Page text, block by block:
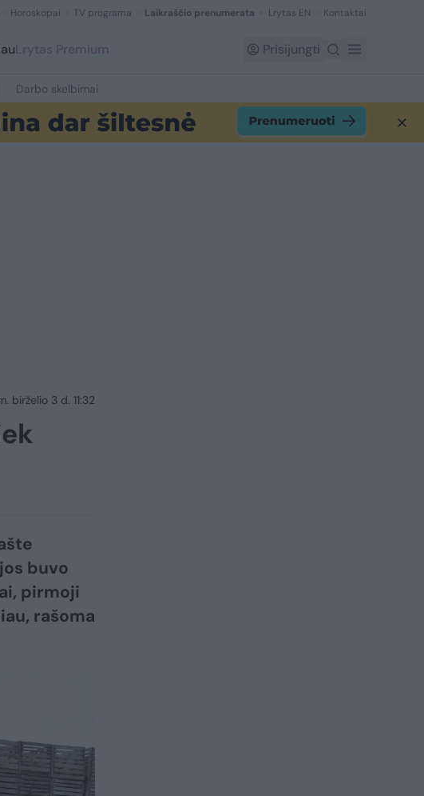
Horoskopai TV programa Laikraščio prenumerata Lrytas EN Kontaktai
Lrytas Premium Prisijungti
Darbo skelbimai
birželio 3 d. 11:32
buvo
pirmoji
rašoma